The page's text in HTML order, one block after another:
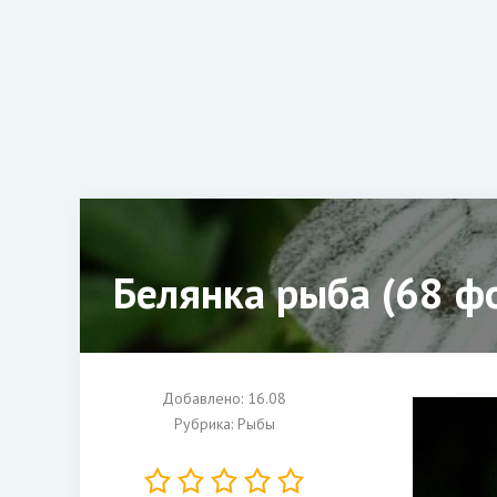
Белянка рыба (68
Добавлено: 16.08
Рубрика: Рыбы